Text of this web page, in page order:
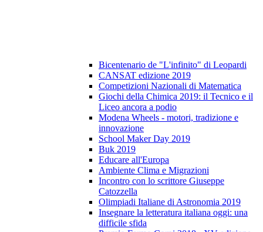
Bicentenario de "L'infinito" di Leopardi
CANSAT edizione 2019
Competizioni Nazionali di Matematica
Giochi della Chimica 2019: il Tecnico e il
Liceo ancora a podio
Modena Wheels - motori, tradizione e
innovazione
School Maker Day 2019
Buk 2019
Educare all'Europa
Ambiente Clima e Migrazioni
Incontro con lo scrittore Giuseppe
Catozzella
Olimpiadi Italiane di Astronomia 2019
Insegnare la letteratura italiana oggi: una
difficile sfida